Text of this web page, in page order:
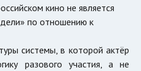
кино не является
по отношению к
системы, в которой актёр
разового участия, а не